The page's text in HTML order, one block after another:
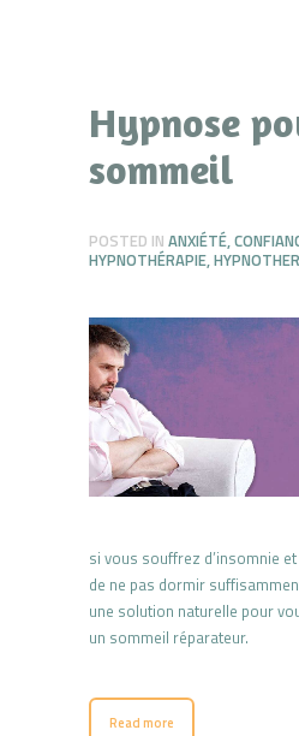
Hypnose
sommeil
POSTED IN ANXIÉTÉ,
HYPNOTHÉRAPIE,
si vous souffrez d’insomnie
de ne pas dormir
une solution naturelle pour
un sommeil réparateur.
Read more